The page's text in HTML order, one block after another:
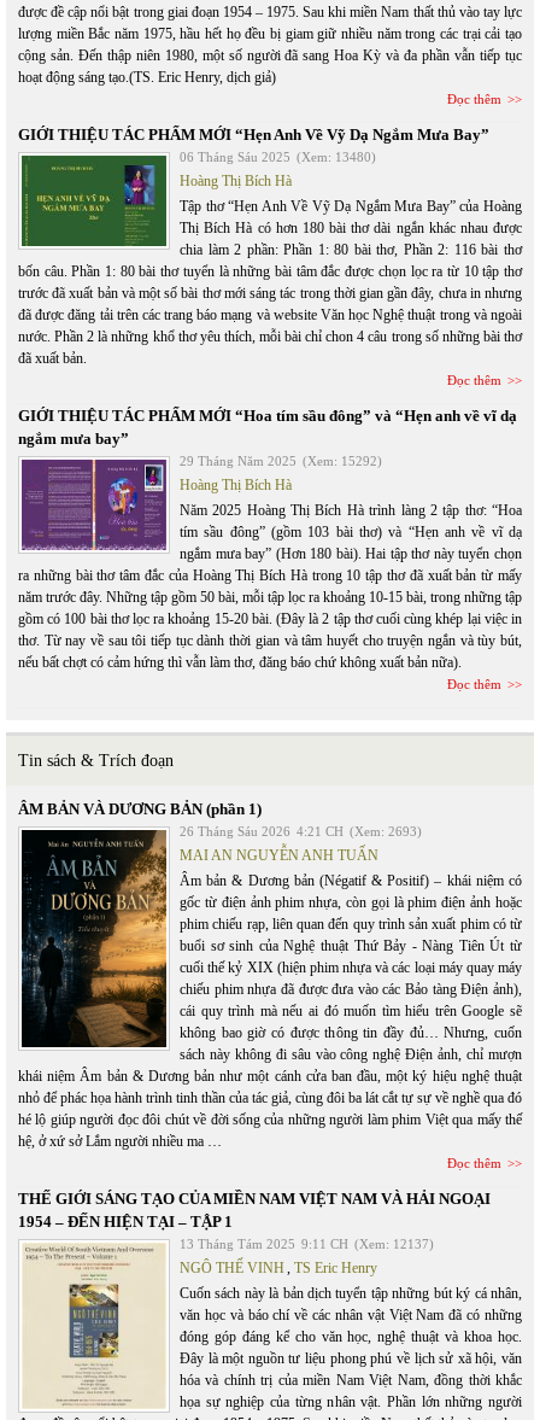
được đề cập nổi bật trong giai đoạn 1954 – 1975. Sau khi miền Nam thất thủ vào tay lực
lượng miền Bắc năm 1975, hầu hết họ đều bị giam giữ nhiều năm trong các trại cải tạo
cộng sản. Đến thập niên 1980, một số người đã sang Hoa Kỳ và đa phần vẫn tiếp tục
hoạt động sáng tạo.(TS. Eric Henry, dịch giả)
Đọc thêm
GIỚI THIỆU TÁC PHẨM MỚI “Hẹn Anh Về Vỹ Dạ Ngắm Mưa Bay”
06 Tháng Sáu 2025 (Xem: 13480)
Hoàng Thị Bích Hà
Tập thơ “Hẹn Anh Về Vỹ Dạ Ngắm Mưa Bay” của Hoàng
Thị Bích Hà có hơn 180 bài thơ dài ngắn khác nhau được
chia làm 2 phần: Phần 1: 80 bài thơ, Phần 2: 116 bài thơ
bốn câu. Phần 1: 80 bài thơ tuyển là những bài tâm đắc được chọn lọc ra từ 10 tập thơ
trước đã xuất bản và một số bài thơ mới sáng tác trong thời gian gần đây, chưa in nhưng
đã được đăng tải trên các trang báo mạng và website Văn học Nghệ thuật trong và ngoài
nước. Phần 2 là những khổ thơ yêu thích, mỗi bài chỉ chon 4 câu trong số những bài thơ
đã xuất bản.
Đọc thêm
GIỚI THIỆU TÁC PHẨM MỚI “Hoa tím sầu đông” và “Hẹn anh về vĩ dạ
ngắm mưa bay”
29 Tháng Năm 2025 (Xem: 15292)
Hoàng Thị Bích Hà
Năm 2025 Hoàng Thị Bích Hà trình làng 2 tập thơ: “Hoa
tím sầu đông” (gồm 103 bài thơ) và “Hẹn anh về vĩ dạ
ngắm mưa bay” (Hơn 180 bài). Hai tập thơ này tuyển chọn
ra những bài thơ tâm đắc của Hoàng Thị Bích Hà trong 10 tập thơ đã xuất bản từ mấy
năm trước đây. Những tập gồm 50 bài, mỗi tập lọc ra khoảng 10-15 bài, trong những tập
gồm có 100 bài thơ lọc ra khoảng 15-20 bài. (Đây là 2 tập thơ cuối cùng khép lại việc in
thơ. Từ nay về sau tôi tiếp tục dành thời gian và tâm huyết cho truyện ngắn và tùy bút,
nếu bất chợt có cảm hứng thì vẫn làm thơ, đăng báo chứ không xuất bản nữa).
Đọc thêm
Tin sách & Trích đoạn
ÂM BẢN VÀ DƯƠNG BẢN (phần 1)
26 Tháng Sáu 2026 4:21 CH (Xem: 2693)
MAI AN NGUYỄN ANH TUẤN
Âm bản & Dương bản (Négatif & Positif) – khái niệm có
gốc từ điện ảnh phim nhựa, còn gọi là phim điện ảnh hoặc
phim chiếu rạp, liên quan đến quy trình sản xuất phim có từ
buổi sơ sinh của Nghệ thuật Thứ Bảy - Nàng Tiên Út từ
cuối thế kỷ XIX (hiện phim nhựa và các loại máy quay máy
chiếu phim nhựa đã được đưa vào các Bảo tàng Điện ảnh),
cái quy trình mà nếu ai đó muốn tìm hiểu trên Google sẽ
không bao giờ có được thông tin đầy đủ… Nhưng, cuốn
sách này không đi sâu vào công nghệ Điện ảnh, chỉ mượn
khái niệm Âm bản & Dương bản như một cánh cửa ban đầu, một ký hiệu nghệ thuật
nhỏ để phác họa hành trình tinh thần của tác giả, cùng đôi ba lát cắt tự sự về nghề qua đó
hé lộ giúp người đọc đôi chút về đời sống của những người làm phim Việt qua mấy thế
hệ, ở xứ sở Lắm người nhiều ma …
Đọc thêm
THẾ GIỚI SÁNG TẠO CỦA MIỀN NAM VIỆT NAM VÀ HẢI NGOẠI
1954 – ĐẾN HIỆN TẠI – TẬP 1
13 Tháng Tám 2025 9:11 CH (Xem: 12137)
NGÔ THẾ VINH, TS Eric Henry
Cuốn sách này là bản dịch tuyển tập những bút ký cá nhân,
văn học và báo chí về các nhân vật Việt Nam đã có những
đóng góp đáng kể cho văn học, nghệ thuật và khoa học.
Đây là một nguồn tư liệu phong phú về lịch sử xã hội, văn
hóa và chính trị của miền Nam Việt Nam, đồng thời khắc
họa sự nghiệp của từng nhân vật. Phần lớn những người